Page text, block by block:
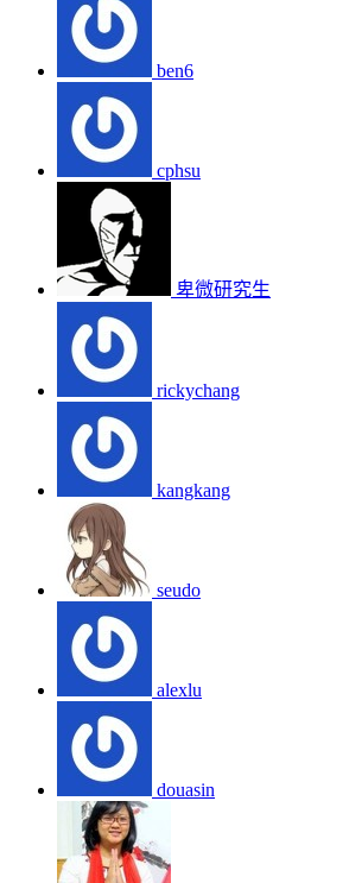
ben6
cphsu
卑微研究生
rickychang
kangkang
seudo
alexlu
douasin